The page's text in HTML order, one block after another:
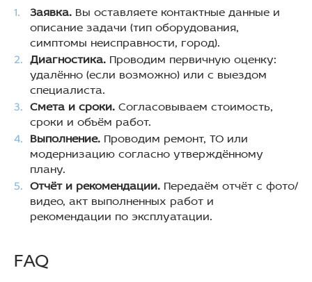
Заявка. Вы оставляете контактные данные и
описание задачи (тип оборудования,
симптомы неисправности, город).
Диагностика. Проводим первичную оценку:
удалённо (если возможно) или с выездом
специалиста.
Смета и сроки. Согласовываем стоимость,
сроки и объём работ.
Выполнение. Проводим ремонт, ТО или
модернизацию согласно утверждённому
плану.
Отчёт и рекомендации. Передаём отчёт с фото/
видео, акт выполненных работ и
рекомендации по эксплуатации.
FAQ